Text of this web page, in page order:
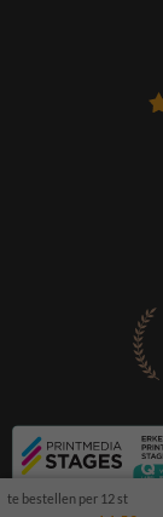
te bestellen per 12 st